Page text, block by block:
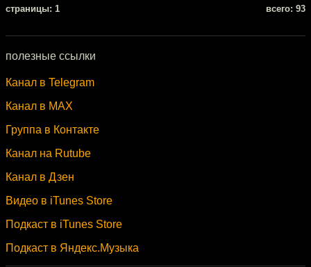
cтраницы: 1 всего: 93
полезные ссылки
Канал в Telegram
Канал в MAX
Группа в Контакте
Канал на Rutube
Канал в Дзен
Видео в iTunes Store
Подкаст в iTunes Store
Подкаст в Яндекс.Музыка